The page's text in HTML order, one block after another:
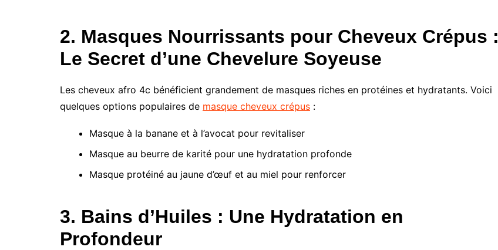
2. Masques Nourrissants pour Cheveux Crépus :
Le Secret d’une Chevelure Soyeuse
Les cheveux afro 4c bénéficient grandement de masques riches en protéines et hydratants. Voici
quelques options populaires de masque cheveux crépus :
Masque à la banane et à l’avocat pour revitaliser
Masque au beurre de karité pour une hydratation profonde
Masque protéiné au jaune d’œuf et au miel pour renforcer
3. Bains d’Huiles : Une Hydratation en
Profondeur